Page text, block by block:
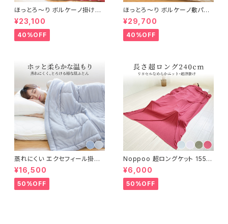
ほっとろ～り ボルケーノ掛け布
団 150×210cm
¥23,100
40%OFF
ほっとろ～り ボルケーノ敷パット
100×205cm
¥29,700
40%OFF
蒸れにくい エクセフィール掛け
布団 150×210cm
¥16,500
50%OFF
Noppoo 超ロングケット 155×
240cm
¥6,000
50%OFF